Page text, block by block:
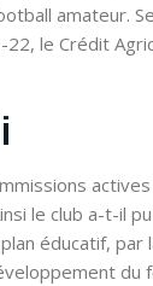
amateur.
le Crédit
le club a-t-il
éducatif, par
du